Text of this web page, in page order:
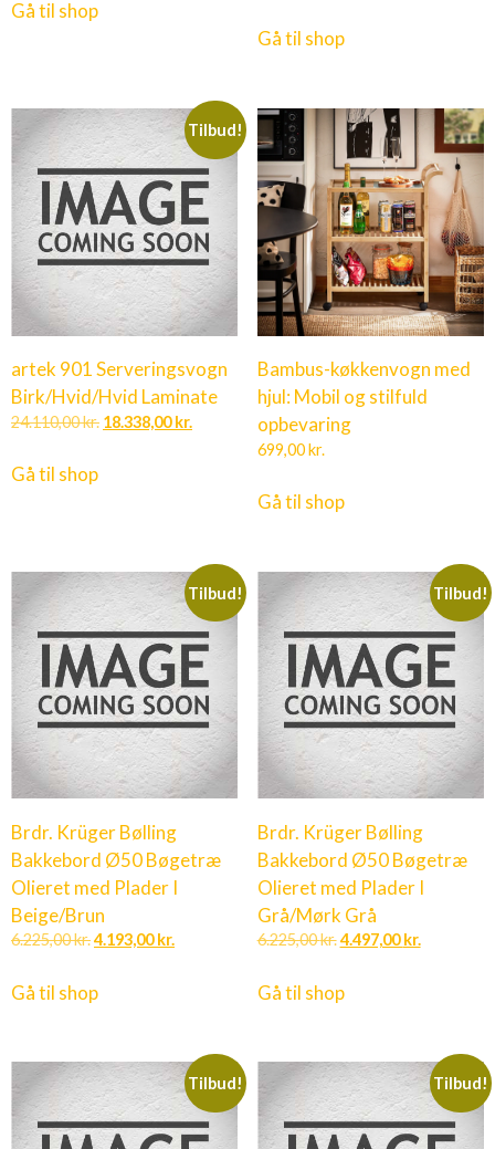
Gå til shop
Gå til shop
Tilbud!
artek 901 Serveringsvogn
Birk/Hvid/Hvid Laminate
24.110,00kr. 18.338,00kr.
Gå til shop
Bambus-køkkenvogn med
hjul: Mobil og stilfuld
opbevaring
699,00kr.
Gå til shop
Tilbud!
Brdr. Krüger Bølling
Bakkebord Ø50 Bøgetræ
Olieret med Plader I
Beige/Brun
6.225,00kr.4.193,00kr.
Gå til shop
Tilbud!
Brdr. Krüger Bølling
Bakkebord Ø50 Bøgetræ
Olieret med Plader I
Grå/Mørk Grå
6.225,00kr. 4.497,00kr.
Gå til shop
Tilbud! Tilbud!